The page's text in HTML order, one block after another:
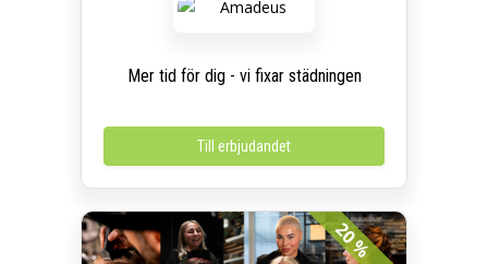
Mer tid för dig - vi fixar städningen
Till erbjudandet
20 %